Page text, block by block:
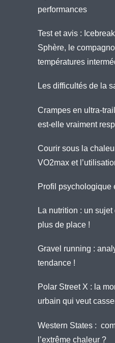
performances
Test et avis :
Sphère, le
températures
Les difficultés de la
Crampes en ultra-
est-elle vraiment
Courir sous la
VO2max et
Profil psychologique
La nutrition : un
plus de place !
Gravel running :
tendance !
Polar Street X : la
urbain qui veut
Western States :
l’extrême chaleur ?